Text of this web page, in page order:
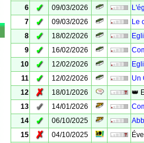
6
✓ 09/03/2026
7
✓ 09/03/2026
Le
8
✓ 18/02/2026
9
✓ 16/02/2026
10
✓ 12/02/2026
11
✓ 12/02/2026
Un
12
✗ 18/01/2026
👑
13
✓ 14/01/2026
14
✓ 06/10/2025
15
✗ 04/10/2025